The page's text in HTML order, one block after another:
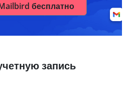
бесплатно
запись